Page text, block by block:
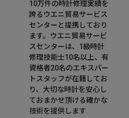
10万件の時計修理実績を
誇るウエニ貿易サービス
センターと提携しており
ます。ウエニ貿易サービ
スセンターは、1級時計
修理技能士10名以上、有
資格者20名のエキスパー
トスタッフが在籍してお
り、大切な時計を安心し
ておまかせ頂ける確かな
技術を提供します